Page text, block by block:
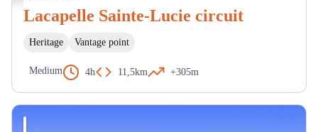
Lacapelle Sainte-Lucie circuit
Heritage Vantage point
Medium 4h 11,5km +305m